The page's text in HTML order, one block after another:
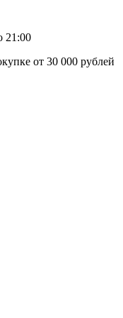
21:00
от 30 000 рублей